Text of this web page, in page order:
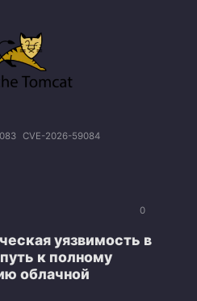
CVE-2026-59084
0
уязвимость в
к полному
облачной